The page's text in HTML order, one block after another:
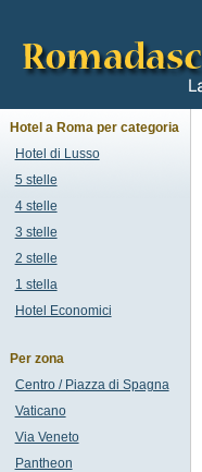
Hotel a Roma per categoria
Hotel di Lusso
5 stelle
4 stelle
3 stelle
2 stelle
1 stella
Hotel Economici
Per zona
Centro / Piazza di Spagna
Vaticano
Via Veneto
Pantheon